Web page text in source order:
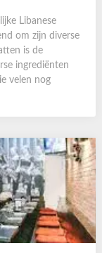
Libanese
om zijn diverse
is de
ingrediënten
velen nog